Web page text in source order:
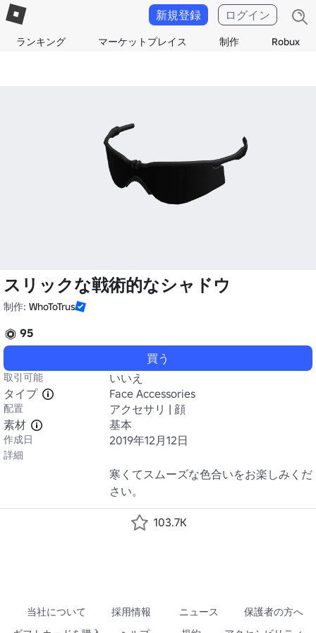
ランキング マーケットプレイス 制作 Robux
新規登録 ログイン
スリックな戦術的なシャドウ
制作: WhoToTrus
95
買う
取引可能
いいえ
タイプ
Face Accessories
配置
アクセサリ | 顔
素材
基本
作成日 2019年12月12日
詳細
寒くてスムーズな色合いをお楽しみくだ
さい。
103.7K
当社について 採用情報 ニュース
保護者の方へ